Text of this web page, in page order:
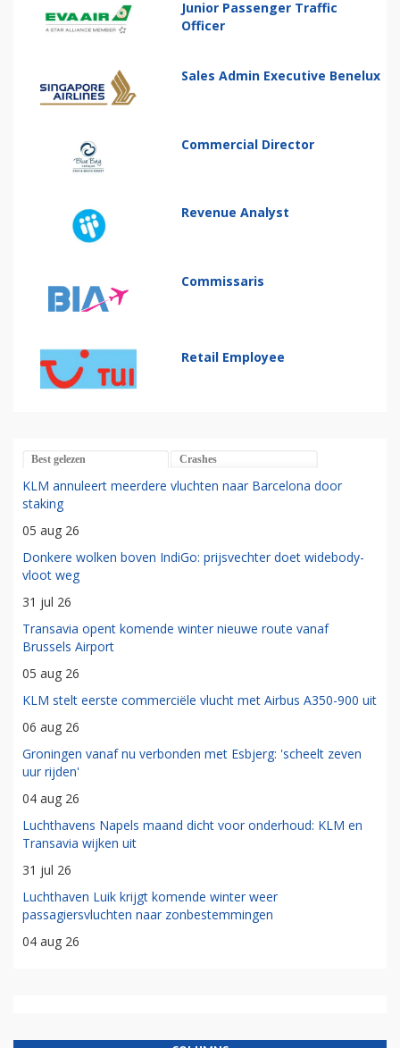
Junior Passenger Traffic
Officer
Sales Admin Executive Benelux
Commercial Director
Revenue Analyst
Commissaris
Retail Employee
Best gelezen Crashes
KLM annuleert meerdere vluchten naar Barcelona door
staking
05 aug 26
Donkere wolken boven IndiGo: prijsvechter doet widebody-
vloot weg
31 jul 26
Transavia opent komende winter nieuwe route vanaf
Brussels Airport
05 aug 26
KLM stelt eerste commerciële vlucht met Airbus A350-900 uit
06 aug 26
Groningen vanaf nu verbonden met Esbjerg: 'scheelt zeven
uur rijden'
04 aug 26
Luchthavens Napels maand dicht voor onderhoud: KLM en
Transavia wijken uit
31 jul 26
Luchthaven Luik krijgt komende winter weer
passagiersvluchten naar zonbestemmingen
04 aug 26